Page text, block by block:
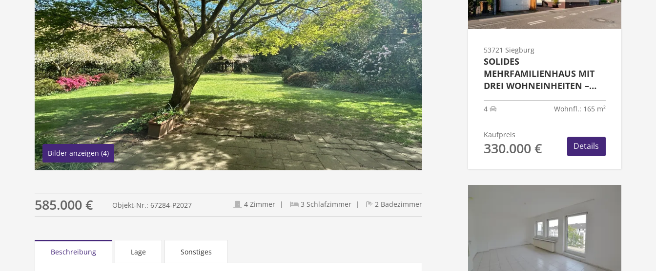
Bilder anzeigen (4)
585.000 € Objekt-Nr.: 67284-P2027 4 Zimmer 3 Schlafzimmer 2 Badezimmer
Beschreibung Lage Sonstiges
53721 Siegburg
SOLIDES
MEHRFAMILIENHAUS MIT
DREI WOHNEINHEITEN –
KAPITALANLAGE MIT
ENTWICKLUNGSPOTENZIAL
4 Wohnfl.: 165 m²
Kaufpreis
330.000 € Details